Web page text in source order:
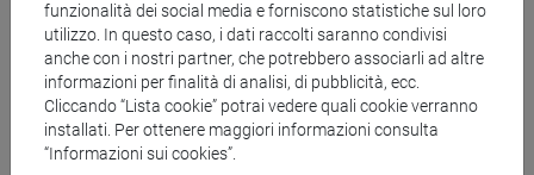
Struttura generale dell'insegnamento
MATEMATICA
MATEMATICA - ESERCITAZIONI MOD.1
MATEMATICA - ESERCITAZIONI
MOD.1 Cognomi A-Di
funzionalità dei social media e forniscono statistiche sul loro
utilizzo. In questo caso, i dati raccolti saranno condivisi
anche con i nostri partner, che potrebbero associarli ad altre
informazioni per finalità di analisi, di pubblicità, ecc.
Cliccando “Lista cookie” potrai vedere quali cookie verranno
installati. Per ottenere maggiori informazioni consulta
“Informazioni sui cookies”.